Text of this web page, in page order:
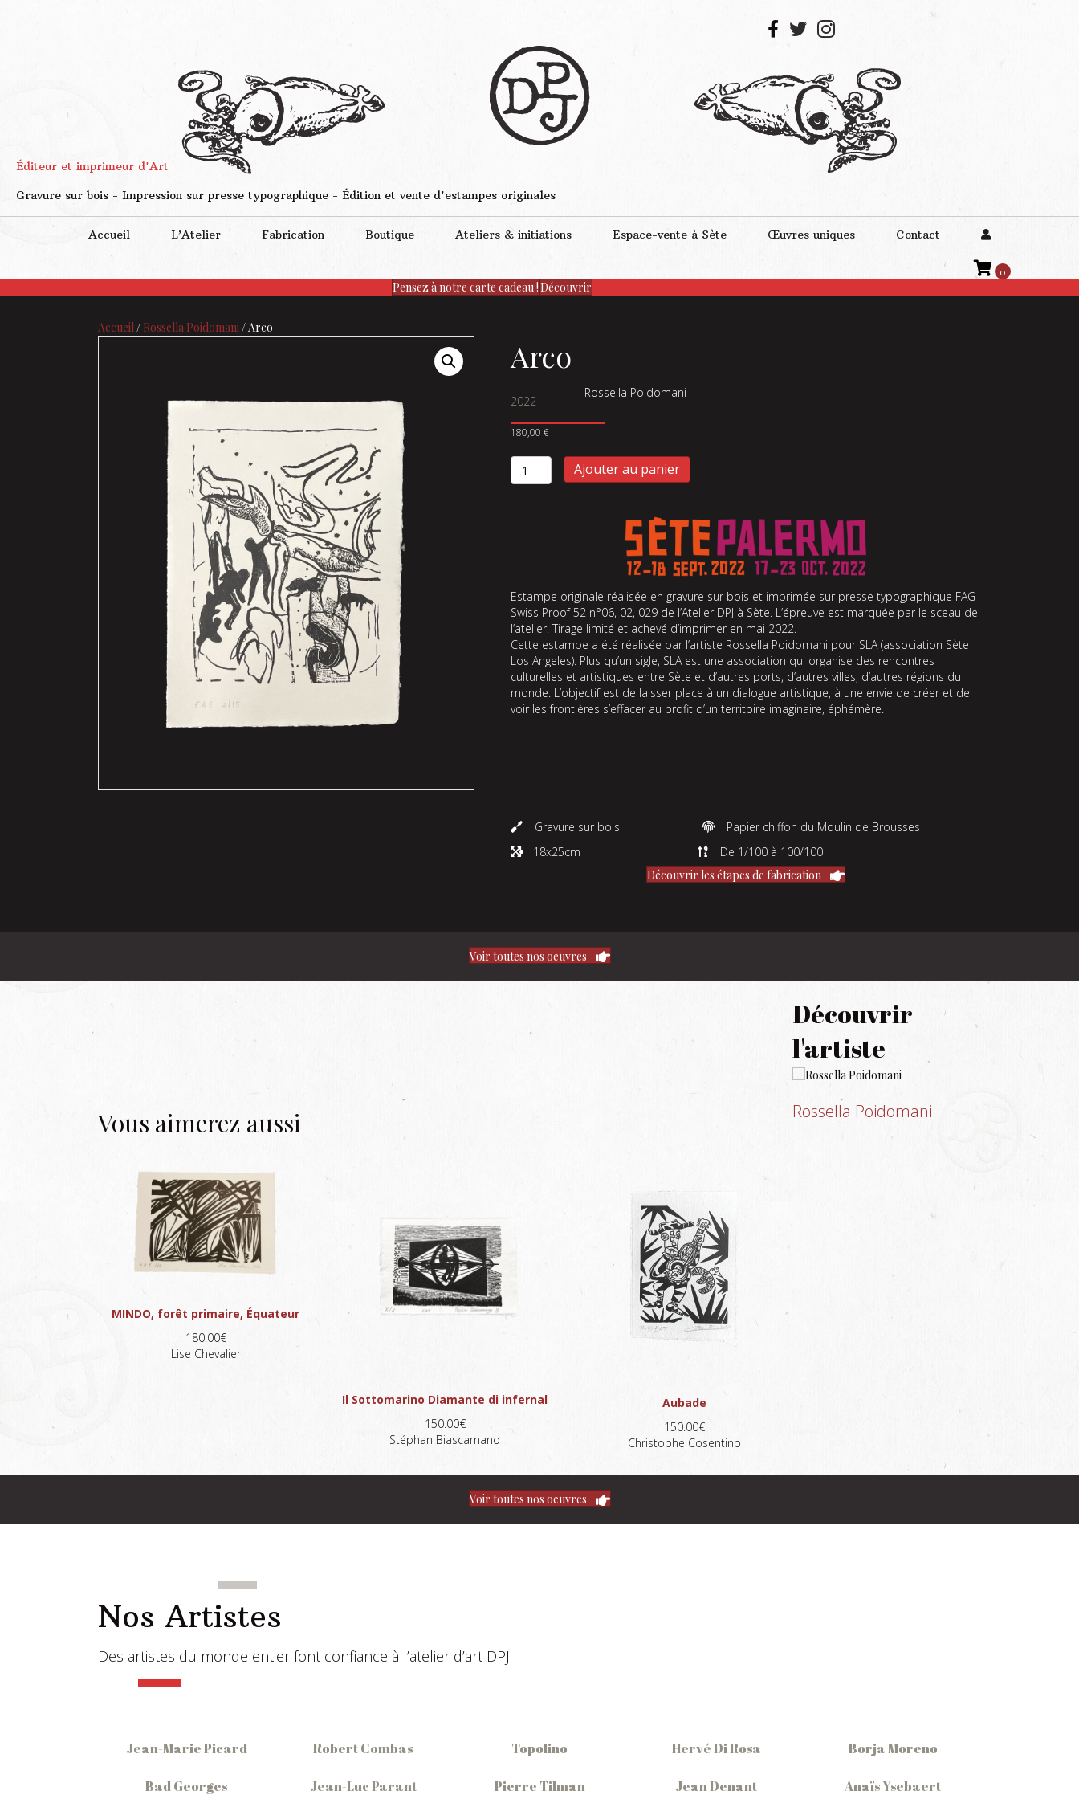
Éditeur et imprimeur d'Art
Gravure sur bois - Impression sur presse typographique - Édition et vente d'estampes originales
Accueil L’Atelier Fabrication Boutique Ateliers & initiations Espace-vente à Sète Œuvres uniques Contact
0
Pensez à notre carte cadeau !Découvrir
Accueil / Rossella Poidomani / Arco
Arco
2022
Rossella Poidomani
180,00 €
quantité
de
Ajouter au panier
Estampe originale réalisée en gravure sur bois et imprimée sur presse typographique FAG
Swiss Proof 52 n°06, 02, 029 de l’Atelier DPJ à Sète. L’épreuve est marquée par le sceau de
l’atelier. Tirage limité et achevé d’imprimer en mai 2022.
Cette estampe a été réalisée par l’artiste Rossella Poidomani pour SLA (association Sète
Los Angeles). Plus qu’un sigle, SLA est une association qui organise des rencontres
culturelles et artistiques entre Sète et d’autres ports, d’autres villes, d’autres régions du
monde. L’objectif est de laisser place à un dialogue artistique, à une envie de créer et de
voir les frontières s’effacer au profit d’un territoire imaginaire, éphémère.
Gravure sur bois
Papier chiffon du Moulin de Brousses
18x25cm
De 1/100 à 100/100
Découvrir les étapes de fabrication
Voir toutes nos oeuvres
Vous aimerez aussi
MINDO, forêt primaire, Équateur
180.00€
Lise Chevalier
Il Sottomarino Diamante di infernal
150.00€
Stéphan Biascamano
Aubade
150.00€
Christophe Cosentino
Découvrir
l'artiste
Rossella Poidomani
Voir toutes nos oeuvres
Nos Artistes
Des artistes du monde entier font confiance à l’atelier d’art DPJ
Jean-Marie Picard Robert Combas Topolino Hervé Di Rosa Borja Moreno
Bad Georges Jean-Luc Parant Pierre Tilman Jean Denant Anaïs Ysebaert